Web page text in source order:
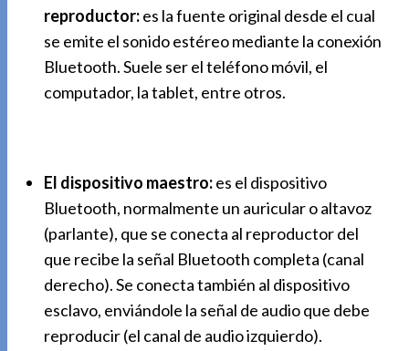
reproductor:es la fuente original desde el cual
se emite el sonido estéreo mediante la conexión
Bluetooth. Suele ser el teléfono móvil, el
computador, la tablet, entre otros.
El dispositivo maestro:es el dispositivo
Bluetooth, normalmente un auricular o altavoz
(parlante), que se conecta al reproductor del
que recibe la señal Bluetooth completa (canal
derecho). Se conecta también al dispositivo
esclavo, enviándole la señal de audio que debe
reproducir (el canal de audio izquierdo).